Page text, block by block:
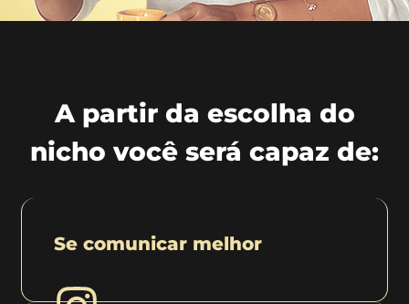
A partir da escolha do
nicho você será capaz de:
Se comunicar melhor